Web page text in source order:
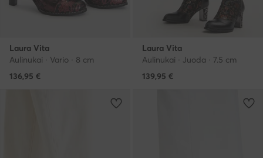
Laura Vita
Aulinukai · Vario · 8 cm
136,95 €
Laura Vita
Aulinukai · Juoda · 7.5 cm
139,95 €